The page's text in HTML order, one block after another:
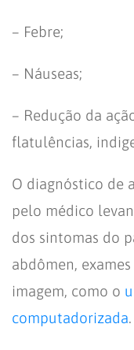
– Febre;
– Náuseas;
– Redução da
flatulências,
O diagnóstico de
pelo médico
dos sintomas do
abdômen,
imagem, como o
computadorizada.